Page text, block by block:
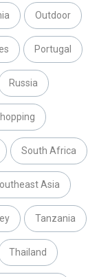
Outdoor
Portugal
Russia
South Africa
Asia
Tanzania
Thailand